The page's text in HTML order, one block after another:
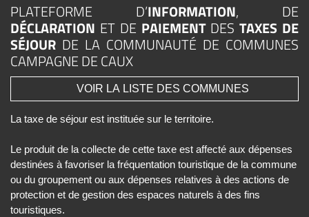
PLATEFORME D’INFORMATION, DE
DÉCLARATION ET DE PAIEMENTDESTAXES DE
SÉJOUR DE LA COMMUNAUTÉ DE COMMUNES
CAMPAGNE DE CAUX
VOIR LA LISTE DES COMMUNES
La taxe de séjour est instituée sur le territoire.
Le produit de la collecte de cette taxe est affecté aux dépenses
destinées à favoriser la fréquentation touristique de la commune
ou du groupement ou aux dépenses relatives à des actions de
protection et de gestion des espaces naturels à des fins
touristiques.